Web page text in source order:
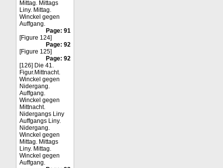
Mittag. Mittags
Liny. Mittag.
Winckel gegen
Auffgang.
Page: 91
[Figure 124]
Page: 92
[Figure 125]
Page: 92
[126] Die 41.
Figur.Mittnacht.
Winckel gegen
Nidergang.
Auffgang.
Winckel gegen
Mittnacht.
Nidergangs Liny
Auffgangs Liny.
Nidergang.
Winckel gegen
Mittag. Mittags
Liny. Mittag.
Winckel gegen
Auffgang.